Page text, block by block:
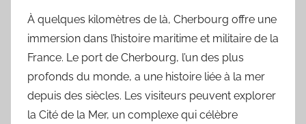
À quelques kilomètres de là, Cherbourg offre une
immersion dans l’histoire maritime et militaire de la
France. Le port de Cherbourg, l’un des plus
profonds du monde, a une histoire liée à la mer
depuis des siècles. Les visiteurs peuvent explorer
la Cité de la Mer, un complexe qui célèbre